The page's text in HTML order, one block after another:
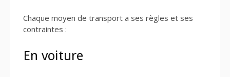
Chaque moyen de transport a ses règles et ses
contraintes :
En voiture